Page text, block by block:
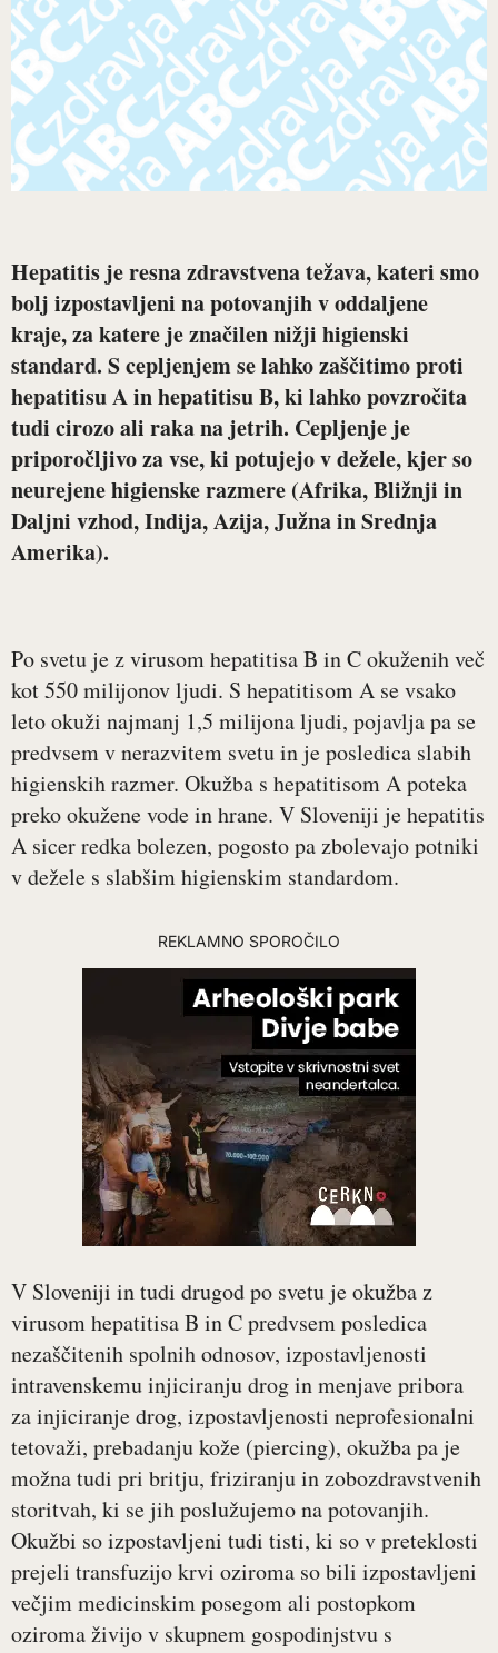
Hepatitis je resna zdravstvena težava, kateri smo
bolj izpostavljeni na potovanjih v oddaljene
kraje, za katere je značilen nižji higienski
standard. S cepljenjem se lahko zaščitimo proti
hepatitisu A in hepatitisu B, ki lahko povzročita
tudi cirozo ali raka na jetrih. Cepljenje je
priporočljivo za vse, ki potujejo v dežele, kjer so
neurejene higienske razmere (Afrika, Bližnji in
Daljni vzhod, Indija, Azija, Južna in Srednja
Amerika).
Po svetu je z virusom hepatitisa B in C okuženih več
kot 550 milijonov ljudi. S hepatitisom A se vsako
leto okuži najmanj 1,5 milijona ljudi, pojavlja pa se
predvsem v nerazvitem svetu in je posledica slabih
higienskih razmer. Okužba s hepatitisom A poteka
preko okužene vode in hrane. V Sloveniji je hepatitis
A sicer redka bolezen, pogosto pa zbolevajo potniki
v dežele s slabšim higienskim standardom.
REKLAMNO SPOROČILO
V Sloveniji in tudi drugod po svetu je okužba z
virusom hepatitisa B in C predvsem posledica
nezaščitenih spolnih odnosov, izpostavljenosti
intravenskemu injiciranju drog in menjave pribora
za injiciranje drog, izpostavljenosti neprofesionalni
tetovaži, prebadanju kože (piercing), okužba pa je
možna tudi pri britju, friziranju in zobozdravstvenih
storitvah, ki se jih poslužujemo na potovanjih.
Okužbi so izpostavljeni tudi tisti, ki so v preteklosti
prejeli transfuzijo krvi oziroma so bili izpostavljeni
večjim medicinskim posegom ali postopkom
oziroma živijo v skupnem gospodinjstvu s